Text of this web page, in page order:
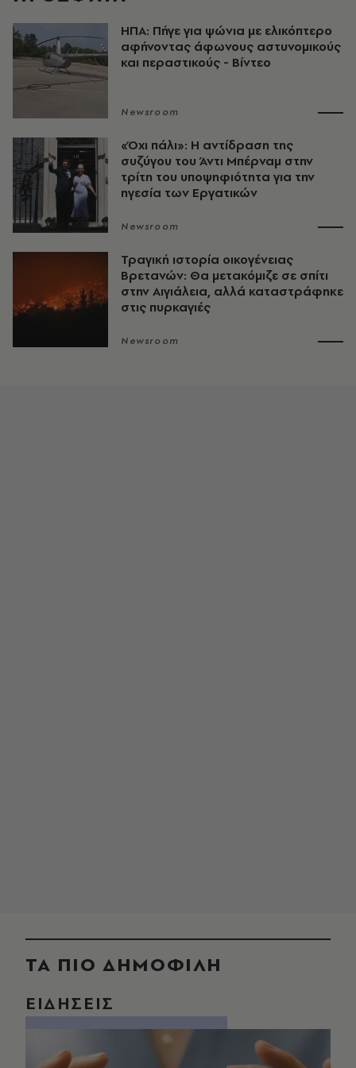
ΗΠΑ: Πήγε για ψώνια με ελικόπτερο
αφήνοντας άφωνους αστυνομικούς
και περαστικούς - Βίντεο
Newsroom
«Όχι πάλι»: Η αντίδραση της
συζύγου του Άντι Μπέρναμ στην
τρίτη του υποψηφιότητα για την
ηγεσία των Εργατικών
Newsroom
Τραγική ιστορία οικογένειας
Βρετανών: Θα μετακόμιζε σε σπίτι
στην Αιγιάλεια, αλλά καταστράφηκε
στις πυρκαγιές
Newsroom
ΤΑ ΠΙΟ ΔΗΜΟΦΙΛΗ
ΕΙΔΗΣΕΙΣ